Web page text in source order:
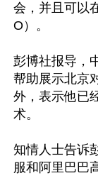
会，并且可以
O）。
彭博社报导，
帮助展示北京
外，表示他已
术。
知情人士告诉
服和阿里巴巴